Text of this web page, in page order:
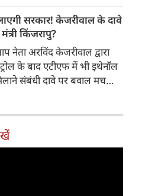
दूसरे शहरों में भी उपलब्ध
जाएगा।
8,000mAh की बड़ी बैटरी
Qualcomm Snapdragon
चिपसेट के साथ पेश किया है। फोन में
का मेन कैमरा दिया गया है।
अलावा Redmi Note 17 में
Gorilla Glass 7i
जैसे फीचर्स मिलते हैं।
सरकार! केजरीवाल के दावे
किंजरापु?
नेता अरविंद केजरीवाल द्वारा
के बाद एटीएफ में भी इथेनॉल
संबंधी दावे पर बवाल मच
मिलाने की कोई योजना नहीं